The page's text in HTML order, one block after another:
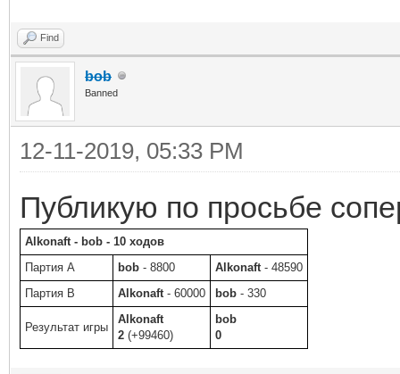
Find
bob
Banned
12-11-2019, 05:33 PM
Публикую по просьбе
Alkonaft - bob - 10 ходов
Партия A
bob - 8800 Alkonaft - 48590
Партия B
Alkonaft - 60000 bob - 330
Результат игры
Alkonaft
2 (+99460)
bob
0